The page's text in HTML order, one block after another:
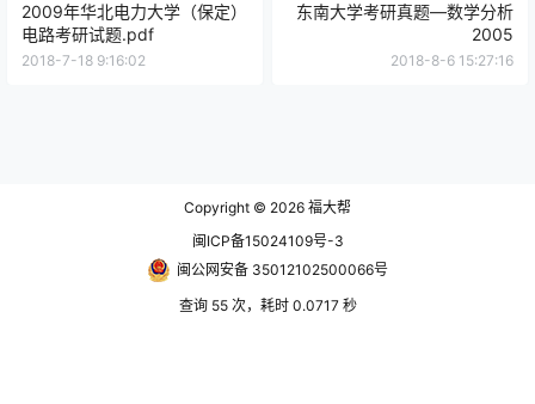
2009年华北电力大学（保定）
电路考研试题.pdf
2018-7-18 9:16:02
东南大学考研真题—数学分析
2005
2018-8-6 15:27:16
Copyright © 2026 福大帮
闽ICP备15024109号-3
闽公网安备 35012102500066号
查询 55 次，耗时 0.0717 秒